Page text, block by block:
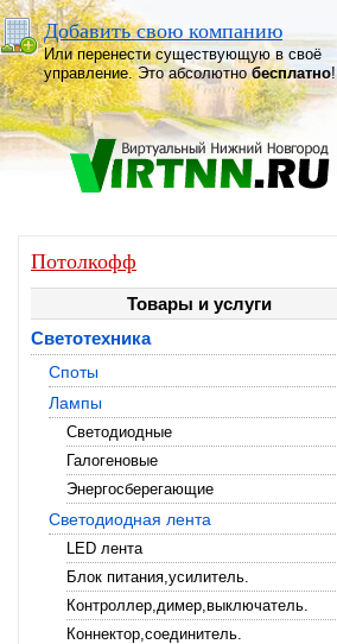
Добавить свою компанию
Или перенести существующую в своё
управление. Это абсолютнобесплатно!
Потолкофф
Товары и услуги
Светотехника
Споты
Лампы
Светодиодные
Галогеновые
Энергосберегающие
Светодиодная лента
LED лента
Блок питания,усилитель.
Контроллер,димер,выключатель.
Коннектор,соединитель.